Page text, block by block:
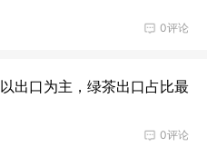
0评论
出口为主，绿茶出口占比最
0评论